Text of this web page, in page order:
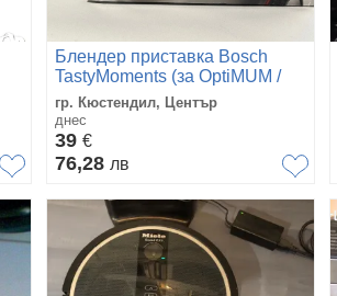
Блендер приставка Bosch
TastyMoments (за OptiMUM /
Serie 6)
гр. Кюстендил, Център
днес
39 €
76,28 лв